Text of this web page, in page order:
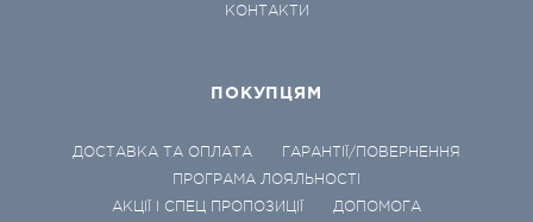
КОНТАКТИ
ПОКУПЦЯМ
ДОСТАВКА ТА ОПЛАТА
ГАРАНТІЇ/ПОВЕРНЕННЯ
ПРОГРАМА ЛОЯЛЬНОСТІ
АКЦІЇ І СПЕЦ ПРОПОЗИЦІЇ
ДОПОМОГА